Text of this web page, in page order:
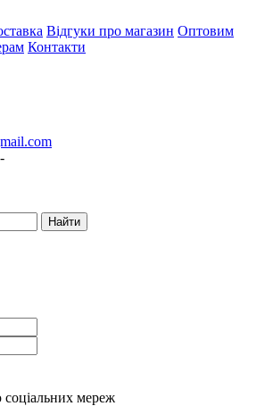
Відгуки про магазин Оптовим
Контакти
мереж